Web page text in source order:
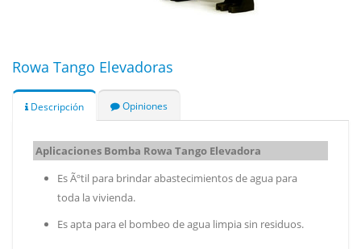
Rowa Tango Elevadoras
Descripción Opiniones
Aplicaciones Bomba Rowa Tango Elevadora
Es Ãºtil para brindar abastecimientos de agua para
toda la vivienda.
Es apta para el bombeo de agua limpia sin residuos.